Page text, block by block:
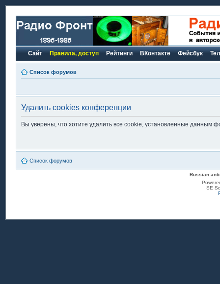
Сайт Правила, доступ Рейтинги ВКонтакте Фейсбук
Список форумов
Удалить cookies конференции
Вы уверены, что хотите удалить все cookie, установленные данным
Список форумов
Russian
SE